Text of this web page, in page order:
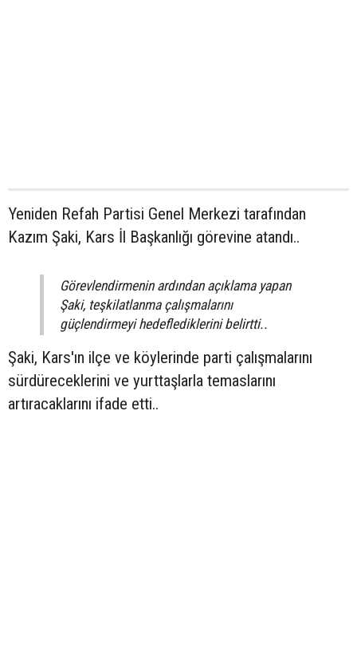
Yeniden Refah Partisi Genel Merkezi tarafından
Kazım Şaki, Kars İl Başkanlığı görevine atandı..
Görevlendirmenin ardından açıklama yapan
Şaki, teşkilatlanma çalışmalarını
güçlendirmeyi hedeflediklerini belirtti..
Şaki, Kars'ın ilçe ve köylerinde parti çalışmalarını
sürdüreceklerini ve yurttaşlarla temaslarını
artıracaklarını ifade etti..